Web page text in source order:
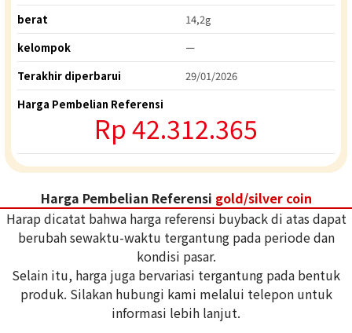
berat
14,2g
kelompok
ー
Terakhir diperbarui
29/01/2026
Harga Pembelian Referensi
Rp 42.312.365
Harga Pembelian Referensi gold/silver coin
Harap dicatat bahwa harga referensi buyback di atas dapat
berubah sewaktu-waktu tergantung pada periode dan
kondisi pasar.
Selain itu, harga juga bervariasi tergantung pada bentuk
produk. Silakan hubungi kami melalui telepon untuk
informasi lebih lanjut.